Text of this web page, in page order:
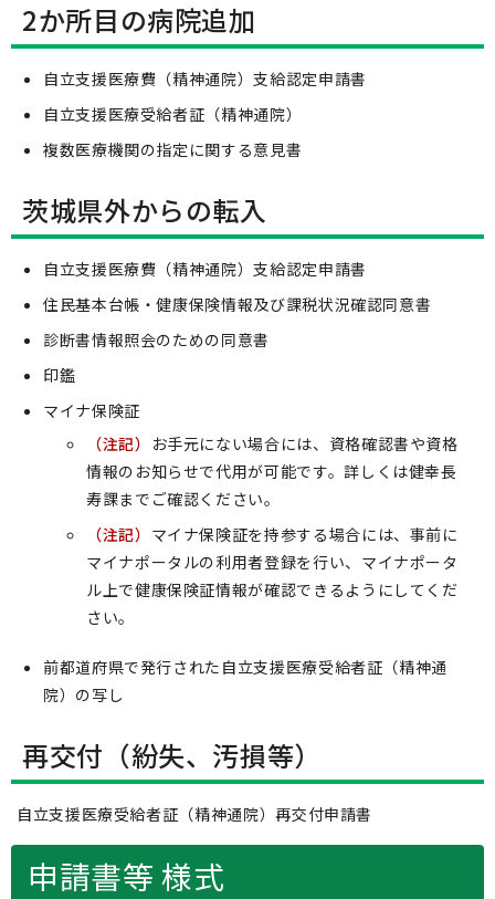
2か所目の病院追加
自立支援医療費（精神通院）支給認定申請書
自立支援医療受給者証（精神通院）
複数医療機関の指定に関する意見書
茨城県外からの転入
自立支援医療費（精神通院）支給認定申請書
住民基本台帳・健康保険情報及び課税状況確認同意書
診断書情報照会のための同意書
印鑑
マイナ保険証
（注記） お手元にない場合には、資格確認書や資格
情報のお知らせで代用が可能です。詳しくは健幸長
寿課までご確認ください。
（注記） マイナ保険証を持参する場合には、事前に
マイナポータルの利用者登録を行い、マイナポータ
ル上で健康保険証情報が確認できるようにしてくだ
さい。
前都道府県で発行された自立支援医療受給者証（精神通
院）の写し
再交付（紛失、汚損等）
自立支援医療受給者証（精神通院）再交付申請書
申請書等 様式